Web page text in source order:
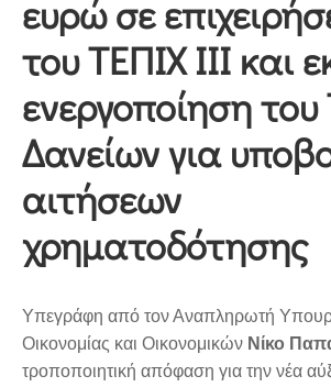
Εκδηλώσεις
Επικοινωνία
ευρώ σε
του ΤΕΠΙΧ ΙΙΙ και
ενεργοποίηση του
Δανείων για
αιτήσεων
χρηματοδότησης
Υπεγράφη από τον Αναπληρωτή
Οικονομίας και Οικονομικών Νίκο
τροποποιητική απόφαση για την νέα